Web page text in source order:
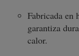
Fabricada en
garantiza
calor.